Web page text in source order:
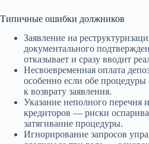
Типичные ошибки должников
Заявление на
документального
отказывает и сразу вводит
Несвоевременная оплата
особенно если обе
к возврату заявления.
Указание неполного перечня
кредиторов — риски
затягивание процедуры.
Игнорирование запросов